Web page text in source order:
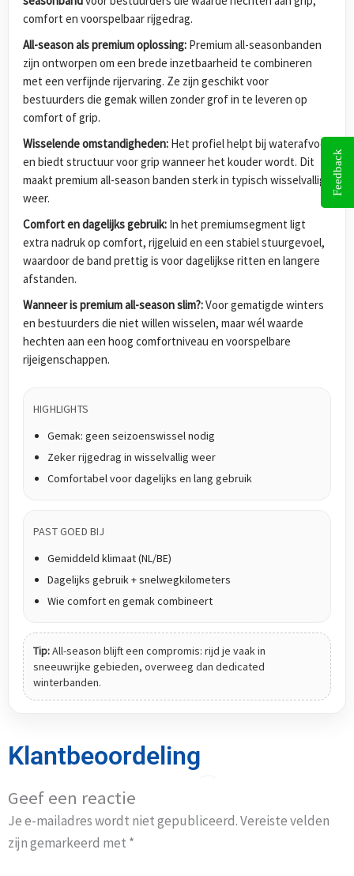
comfort en voorspelbaar rijgedrag.
All-season als premium oplossing: Premium all-seasonbanden
zijn ontworpen om een brede inzetbaarheid te combineren
met een verfijnde rijervaring. Ze zijn geschikt voor
bestuurders die gemak willen zonder grof in te leveren op
comfort of grip.
Wisselende omstandigheden: Het profiel helpt bij waterafvoer
en biedt structuur voor grip wanneer het kouder wordt. Dit
maakt premium all-season banden sterk in typisch wisselvallig
weer.
Comfort en dagelijks gebruik: In het premiumsegment ligt
extra nadruk op comfort, rijgeluid en een stabiel stuurgevoel,
waardoor de band prettig is voor dagelijkse ritten en langere
afstanden.
Wanneer is premium all-season slim?:Voor gematigde winters
en bestuurders die niet willen wisselen, maar wél waarde
hechten aan een hoog comfortniveau en voorspelbare
rijeigenschappen.
HIGHLIGHTS
Gemak: geen seizoenswissel nodig
Zeker rijgedrag in wisselvallig weer
Comfortabel voor dagelijks en lang gebruik
PAST GOED BIJ
Gemiddeld klimaat (NL/BE)
Dagelijks gebruik + snelwegkilometers
Wie comfort en gemak combineert
Tip:All-season blijft een compromis: rijd je vaak in
sneeuwrijke gebieden, overweeg dan dedicated
winterbanden.
Klantbeoordeling
Geef een reactie
Je e-mailadres wordt niet gepubliceerd.Vereiste velden
zijn gemarkeerd met *
Feedback